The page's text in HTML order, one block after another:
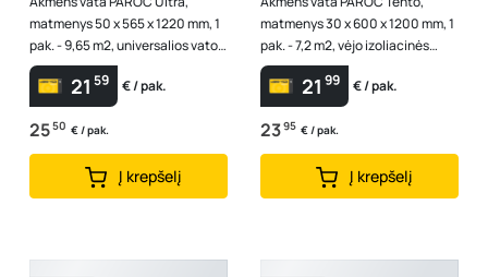
matmenys 50 x 565 x 1220 mm, 1
pak. - 9,65 m2, universalios vatos
plokštės, 8577675
21 59 € / pak.
2550 € / pak.
Į krepšelį
matmenys 30 x 600 x 1200 mm, 1
pak. - 7,2 m2, vėjo izoliacinės
vatos plokštės, 8592870
21 99 € / pak.
2395 € / pak.
Į krepšelį